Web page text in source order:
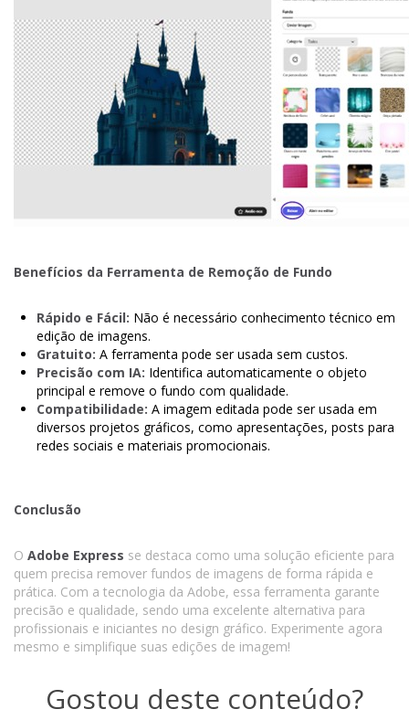
Benefícios da Ferramenta de Remoção de Fundo
Rápido e Fácil: Não é necessário conhecimento técnico em
edição de imagens.
Gratuito: A ferramenta pode ser usada sem custos.
Precisão com IA: Identifica automaticamente o objeto
principal e remove o fundo com qualidade.
Compatibilidade: A imagem editada pode ser usada em
diversos projetos gráficos, como apresentações, posts para
redes sociais e materiais promocionais.
Conclusão
O Adobe Express se destaca como uma solução eficiente para
quem precisa remover fundos de imagens de forma rápida e
prática. Com a tecnologia da Adobe, essa ferramenta garante
precisão e qualidade, sendo uma excelente alternativa para
profissionais e iniciantes no design gráfico. Experimente agora
mesmo e simplifique suas edições de imagem!
Gostou deste conteúdo?